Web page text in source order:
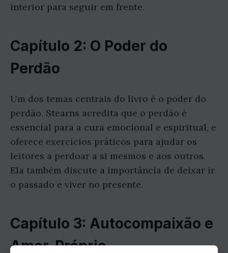
interior para seguir em frente.
Capítulo 2: O Poder do
Perdão
Um dos temas centrais do livro é o poder do
perdão. Stearns acredita que o perdão é
essencial para a cura emocional e espiritual, e
oferece exercícios práticos para ajudar os
leitores a perdoar a si mesmos e aos outros.
Ela também discute a importância de deixar ir
o passado e viver no presente.
Capítulo 3: Autocompaixão e
Amor-Próprio